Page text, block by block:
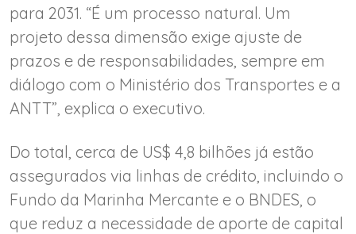
para 2031. “É um processo natural. Um
projeto dessa dimensão exige ajuste de
prazos e de responsabilidades, sempre em
diálogo com o Ministério dos Transportes e a
ANTT”, explica o executivo.
Do total, cerca de US$ 4,8 bilhões já estão
assegurados via linhas de crédito, incluindo o
Fundo da Marinha Mercante e o BNDES, o
que reduz a necessidade de aporte de capital